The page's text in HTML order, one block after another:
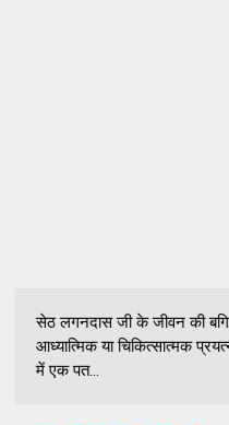
सेठ लगनदास जी के जीवन की
आध्यात्मिक या चिकित्सात्मक
में एक पत...